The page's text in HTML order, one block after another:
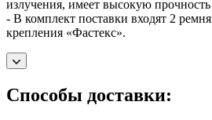
излучения, имеет высокую
- В комплект поставки входят 2
крепления «Фастекс».
Способы доставки: